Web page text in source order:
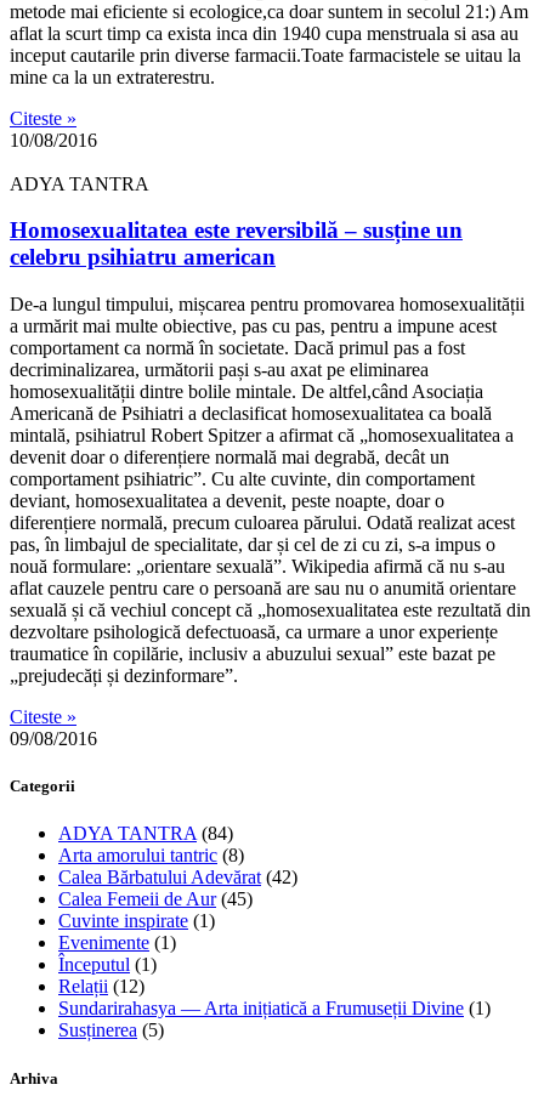
metode mai eficiente si ecologice,ca doar suntem in secolul 21:) Am
aflat la scurt timp ca exista inca din 1940 cupa menstruala si asa au
inceput cautarile prin diverse farmacii.Toate farmacistele se uitau la
mine ca la un extraterestru.
Citeste »
10/08/2016
ADYA TANTRA
Homosexualitatea este reversibilă – susține un
celebru psihiatru american
De-a lungul timpului, mișcarea pentru promovarea homosexualității
a urmărit mai multe obiective, pas cu pas, pentru a impune acest
comportament ca normă în societate. Dacă primul pas a fost
decriminalizarea, următorii pași s-au axat pe eliminarea
homosexualității dintre bolile mintale. De altfel,când Asociația
Americană de Psihiatri a declasificat homosexualitatea ca boală
mintală, psihiatrul Robert Spitzer a afirmat că „homosexualitatea a
devenit doar o diferențiere normală mai degrabă, decât un
comportament psihiatric”. Cu alte cuvinte, din comportament
deviant, homosexualitatea a devenit, peste noapte, doar o
diferențiere normală, precum culoarea părului. Odată realizat acest
pas, în limbajul de specialitate, dar și cel de zi cu zi, s-a impus o
nouă formulare: „orientare sexuală”. Wikipedia afirmă că nu s-au
aflat cauzele pentru care o persoană are sau nu o anumită orientare
sexuală și că vechiul concept că „homosexualitatea este rezultată din
dezvoltare psihologică defectuoasă, ca urmare a unor experiențe
traumatice în copilărie, inclusiv a abuzului sexual” este bazat pe
„prejudecăți și dezinformare”.
Citeste »
09/08/2016
Categorii
ADYA TANTRA(84)
Arta amorului tantric (8)
Calea Bărbatului Adevărat(42)
Calea Femeii de Aur(45)
Cuvinte inspirate (1)
Evenimente (1)
Începutul (1)
Relații (12)
Sundarirahasya — Arta inițiatică a Frumuseții Divine (1)
Susținerea (5)
Arhiva